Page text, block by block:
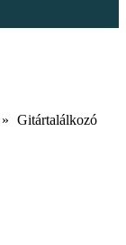
» Gitártalálkozó